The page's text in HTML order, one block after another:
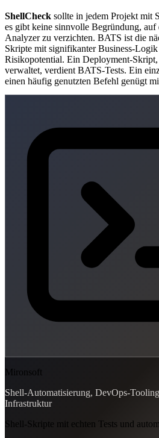
ShellCheck sollte in jedem Projekt mit
es gibt keine sinnvolle Begründung, auf
Analyzer zu verzichten. BATS ist die
Skripte mit signifikanter Business-
Risikopotential. Ein Deployment-Skript,
verwaltet, verdient BATS-Tests. Ein
einen häufig genutzten Befehl genügt
Mironsoft
Shell-Automatisierung, DevOps-
Infrastruktur
Shell-Skripte mit echten Tests und